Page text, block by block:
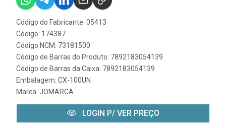
Código do Fabricante: 05413
Código: 174387
Código NCM: 73181500
Código de Barras do Produto: 7892183054139
Código de Barras da Caixa: 7892183054139
Embalagem: CX-100UN
Marca: JOMARCA
LOGIN P/ VER PREÇO